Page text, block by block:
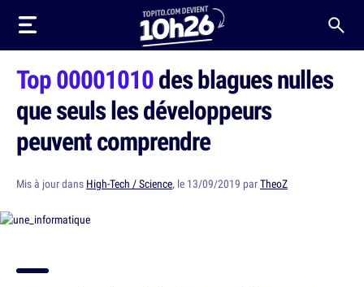
Top 00001010des blagues nulles
que seuls les développeurs
peuvent comprendre
Mis à jour dans High-Tech / Science, le 13/09/2019 parTheoZ